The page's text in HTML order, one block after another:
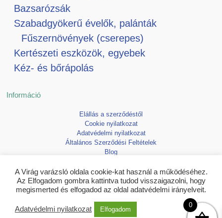
Bazsarózsák
Szabadgyökerű évelők, palánták
Fűszernövények (cserepes)
Kertészeti eszközök, egyebek
Kéz- és bőrápolás
Információ
Elállás a szerződéstől
Cookie nyilatkozat
Adatvédelmi nyilatkozat
Általános Szerződési Feltételek
Blog
Copyright © 2026 Virágvarázsló
A Virág varázsló oldala cookie-kat használ a működéséhez.
Az Elfogadom gombra kattintva tudod visszaigazolni, hogy
megismerted és elfogadod az oldal adatvédelmi irányelveit.
Adatvédelmi nyilatkozat Elfogadom
0